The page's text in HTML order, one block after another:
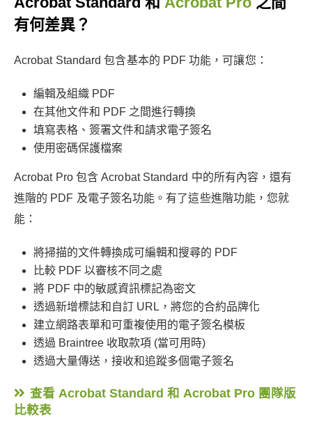
有何差異？
Acrobat Standard 包含基本的 PDF 功能，可讓您：
編輯及組織 PDF
在其他文件和 PDF 之間進行轉換
填寫表格、簽署文件和請求電子簽名
使用密碼保護檔案
Acrobat Pro 包含 Acrobat Standard 中的所有內容，還有
進階的 PDF 及電子簽名功能。有了這些進階功能，您就
能：
將掃描的文件轉換成可編輯和搜尋的 PDF
比較 PDF 以審核不同之處
將 PDF 中的敏感資訊標記為密文
透過新增標誌和自訂 URL，將您的合約品牌化
建立網路表單和可重複使用的電子簽名模板
透過 Braintree 收取款項 (當可用時)
透過大量傳送，接收和追蹤多個電子簽名
查看 Acrobat Standard 和 Acrobat Pro 團隊版
比較表